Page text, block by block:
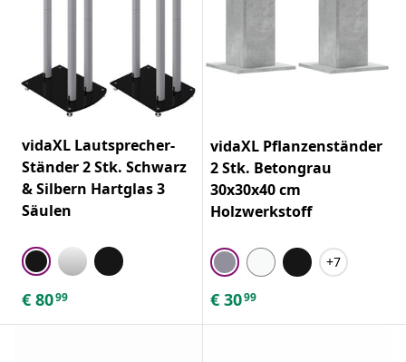
vidaXL Lautsprecher-
Ständer 2 Stk. Schwarz
& Silbern Hartglas 3
Säulen
€ 8099
vidaXL Pflanzenständer
2 Stk. Betongrau
30x30x40 cm
Holzwerkstoff
+7
€ 3099